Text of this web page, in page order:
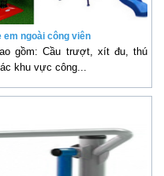
em ngoài công viên
gồm: Cầu trượt, xít đu, thú
khu vực công...